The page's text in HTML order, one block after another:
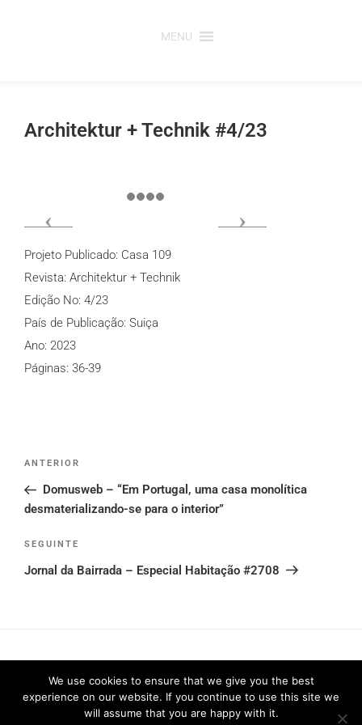
MENU
Architektur + Technik #4/23
Projeto Publicado: Casa 109
Revista: Architektur + Technik
Edição No: 4/23
País de Publicação: Suiça
Ano: 2023
Páginas: 36-39
Post
Conteúdo
anterior
ANTERIOR
Domusweb – “Em Portugal, uma casa monolítica
desmaterializando-se para o interior”
Conteúdo
seguinte
SEGUINTE
Jornal da Bairrada – Especial Habitação #2708
Política de Privacidade 2026 © FRARI - All Rights Reserved /
We use cookies to ensure that we give you the best
experience on our website. If you continue to use this site we
will assume that you are happy with it.